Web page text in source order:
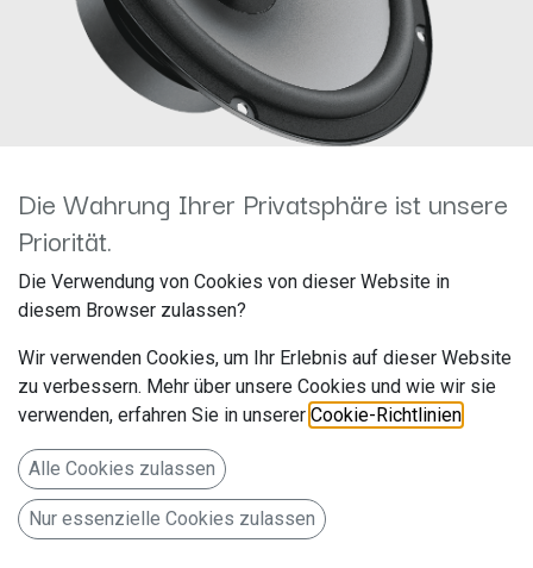
Hertz Uno X 165 16,5cm
Koaxialautsprecher
Hersteller: Hertz
Artikelnummer: X165
Elettromedia s.p.a
POTENZA PICENA MC 62018
Italien www.elettromedia.de
Die Wahrung Ihrer Privatsphäre ist unsere
Priorität.
Die Verwendung von Cookies von dieser Website in
diesem Browser zulassen?
Wir verwenden Cookies, um Ihr Erlebnis auf dieser Website
zu verbessern. Mehr über unsere Cookies und wie wir sie
verwenden, erfahren Sie in unserer Cookie-Richtlinien
Alle Cookies zulassen
Nur essenzielle Cookies zulassen